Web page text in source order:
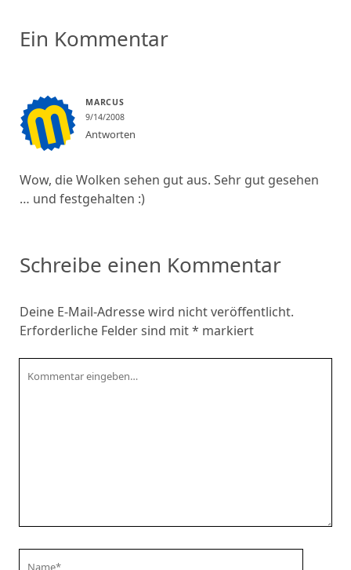
Ein Kommentar
MARCUS
9/14/2008
Antworten
Wow, die Wolken sehen gut aus. Sehr gut gesehen
… und festgehalten :)
Schreibe einen Kommentar
Deine E-Mail-Adresse wird nicht veröffentlicht.
Erforderliche Felder sind mit* markiert